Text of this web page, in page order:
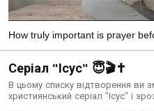
How truly important is prayer
Серіал "Ісус" 😇🎬✝️
В цьому списку відтворення ви
християнський серіал "Ісус" і